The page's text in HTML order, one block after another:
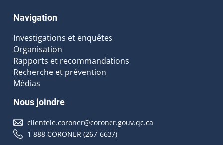
Navigation
Investigations et enquêtes
Organisation
Rapports et recommandations
Recherche et prévention
Médias
Nous joindre
clientele.coroner@coroner.gouv.qc.ca
1 888 CORONER (267-6637)